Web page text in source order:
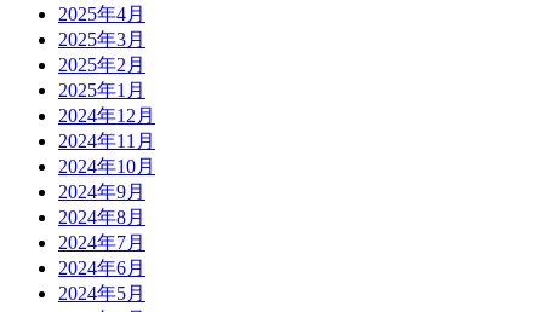
2025年4月
2025年3月
2025年2月
2025年1月
2024年12月
2024年11月
2024年10月
2024年9月
2024年8月
2024年7月
2024年6月
2024年5月